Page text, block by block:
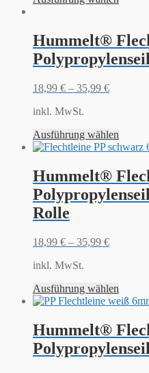
Hummelt®
18,99 € – 35,99 €
inkl. MwSt.
Ausführung wählen
Hummelt®
Rolle
18,99 € – 35,99 €
inkl. MwSt.
Ausführung wählen
Hummelt®